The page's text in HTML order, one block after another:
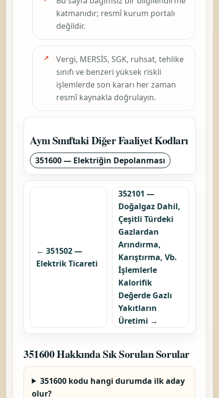
katmanıdır; resmî kurum portalı
değildir.
Vergi, MERSİS, SGK, ruhsat, tehlike
sınıfı ve benzeri yüksek riskli
işlemlerde son kararı her zaman
resmî kaynakla doğrulayın.
Aynı Sınıftaki Diğer Faaliyet Kodları
351600 — Elektriğin Depolanması
← 351502 —
Elektrik Ticareti
352101 —
Doğalgaz Dahil,
Çeşitli Türdeki
Gazlardan
Arındırma,
Karıştırma, Vb.
İşlemlerle
Kalorifik
Değerde Gazlı
Yakıtların
Üretimi →
351600 Hakkında Sık Sorulan Sorular
351600 kodu hangi durumda ilk aday
olur?